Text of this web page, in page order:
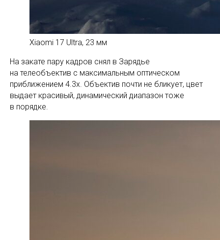
Xiaomi 17 Ultra, 23 мм
На закате пару кадров снял в Зарядье
на телеобъектив с максимальным оптическом
приближением 4.3x. Объектив почти не бликует, цвет
выдает красивый, динамический диапазон тоже
в порядке.